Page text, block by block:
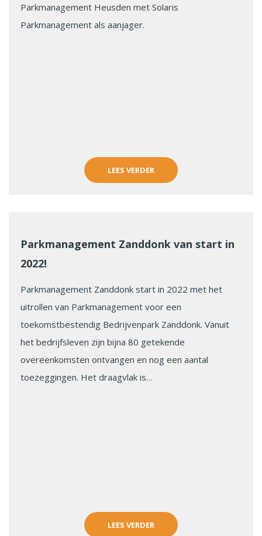
Parkmanagement Heusden met Solaris
Parkmanagement als aanjager.
LEES VERDER
Parkmanagement Zanddonk van start in
2022!
Parkmanagement Zanddonk start in 2022 met het
uitrollen van Parkmanagement voor een
toekomstbestendig Bedrijvenpark Zanddonk. Vanuit
het bedrijfsleven zijn bijna 80 getekende
overeenkomsten ontvangen en nog een aantal
toezeggingen. Het draagvlak is…
LEES VERDER